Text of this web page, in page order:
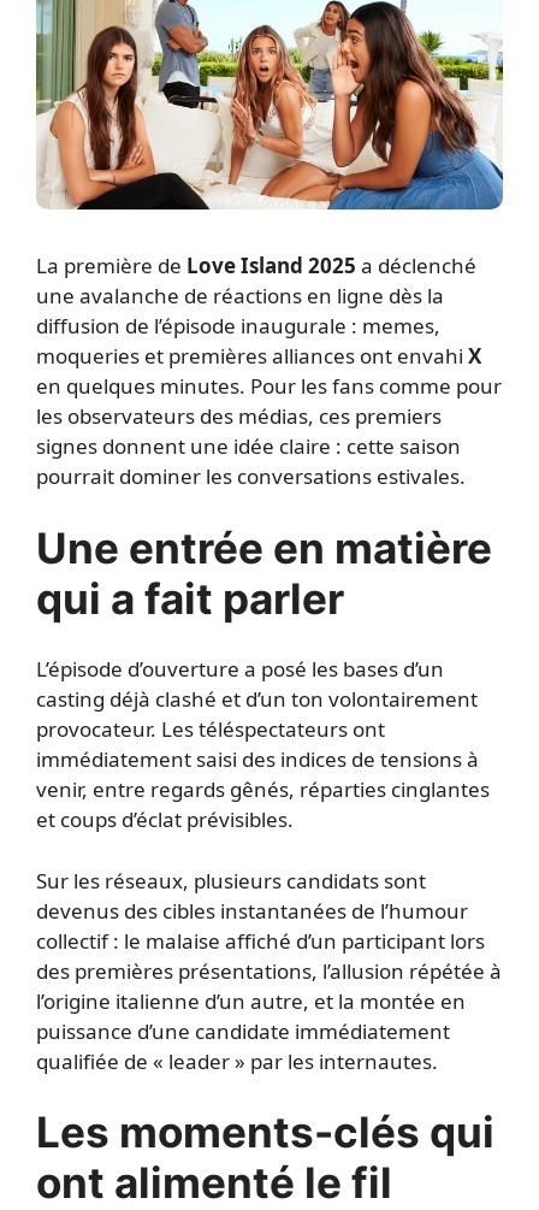
La première de Love Island 2025 a déclenché
une avalanche de réactions en ligne dès la
diffusion de l’épisode inaugurale : memes,
moqueries et premières alliances ont envahi X
en quelques minutes. Pour les fans comme pour
les observateurs des médias, ces premiers
signes donnent une idée claire : cette saison
pourrait dominer les conversations estivales.
Une entrée en matière
qui a fait parler
L’épisode d’ouverture a posé les bases d’un
casting déjà clashé et d’un ton volontairement
provocateur. Les téléspectateurs ont
immédiatement saisi des indices de tensions à
venir, entre regards gênés, réparties cinglantes
et coups d’éclat prévisibles.
Sur les réseaux, plusieurs candidats sont
devenus des cibles instantanées de l’humour
collectif : le malaise affiché d’un participant lors
des premières présentations, l’allusion répétée à
l’origine italienne d’un autre, et la montée en
puissance d’une candidate immédiatement
qualifiée de « leader » par les internautes.
Les moments-clés qui
ont alimenté le fil